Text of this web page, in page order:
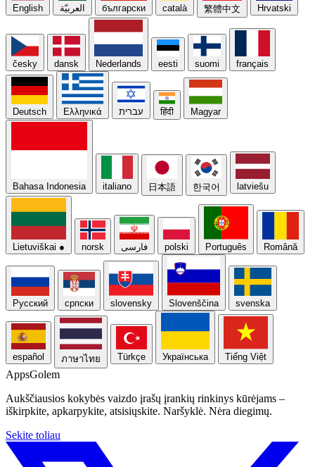
English العربيّة български català 繁體中文 Hrvatski
česky dansk Nederlands eesti suomi français
Deutsch Ελληνικά עברית हिंदी Magyar
Bahasa Indonesia italiano 日本語 한국어 latviešu
Lietuviškai ● norsk فارسی polski Português Română
Русский српски slovensky Slovenščina svenska
español ภาษาไทย Türkçe Українська Tiếng Việt
AppsGolem
Aukščiausios kokybės vaizdo įrašų įrankių rinkinys kūrėjams –
iškirpkite, apkarpykite, atsisiųskite. Naršyklė. Nėra diegimų.
Sekite toliau